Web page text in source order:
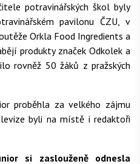
potravinářských škol byly
pavilonu ČZU, v
Orkla Food Ingredients a
produkty značek Odkolek a
rovněž 50 žáků z pražských
proběhla za velkého zájmu
byli na místě i redaktoři
si zaslouženě odnesla